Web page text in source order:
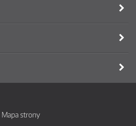
Mapa strony